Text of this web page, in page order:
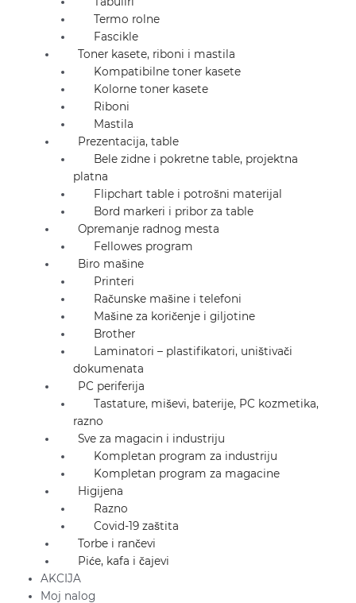
Termo rolne
Fascikle
Toner kasete, riboni i mastila
Kompatibilne toner kasete
Kolorne toner kasete
Riboni
Mastila
Prezentacija, table
Bele zidne i pokretne table, projektna
platna
Flipchart table i potrošni materijal
Bord markeri i pribor za table
Opremanje radnog mesta
Fellowes program
Biro mašine
Printeri
Računske mašine i telefoni
Mašine za koričenje i giljotine
Brother
Laminatori – plastifikatori, uništivači
dokumenata
PC periferija
Tastature, miševi, baterije, PC kozmetika,
razno
Sve za magacin i industriju
Kompletan program za industriju
Kompletan program za magacine
Higijena
Razno
Covid-19 zaštita
Torbe i rančevi
Piće, kafa i čajevi
AKCIJA
Moj nalog